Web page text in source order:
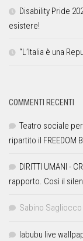
Disability Pride
esistere!
“L’Italia è una
COMMENTI RECENTI
Teatro sociale
ripartito il FREEDOM
DIRITTI UMANI -
rapporto. Così il
Sabino Sagliocco
labubu live